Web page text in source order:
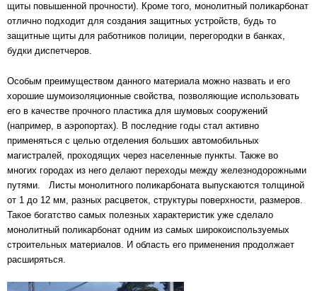
щиты повышенной прочности). Кроме того, монолитный поликарбонат
отлично подходит для создания защитных устройств, будь то
защитные щиты для работников полиции, перегородки в банках,
будки диспетчеров.
Особым преимуществом данного материала можно назвать и его
хорошие шумоизоляционные свойства, позволяющие использовать
его в качестве прочного пластика для шумовых сооружений
(например, в аэропортах). В последние годы стал активно
применяться с целью отделения больших автомобильных
магистралей, проходящих через населенные пункты. Также во
многих городах из него делают переходы между железнодорожными
путями. Листы монолитного поликарбоната выпускаются толщиной
от 1 до 12 мм, разных расцветок, структуры поверхности, размеров.
Такое богатство самых полезных характеристик уже сделало
монолитный поликарбонат одним из самых широкоиспользуемых
строительных материалов. И область его применения продолжает
расширяться.